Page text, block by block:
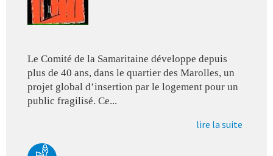
Le Comité de la Samaritaine développe depuis
plus de 40 ans, dans le quartier des Marolles, un
projet global d’insertion par le logement pour un
public fragilisé. Ce...
lire la suite